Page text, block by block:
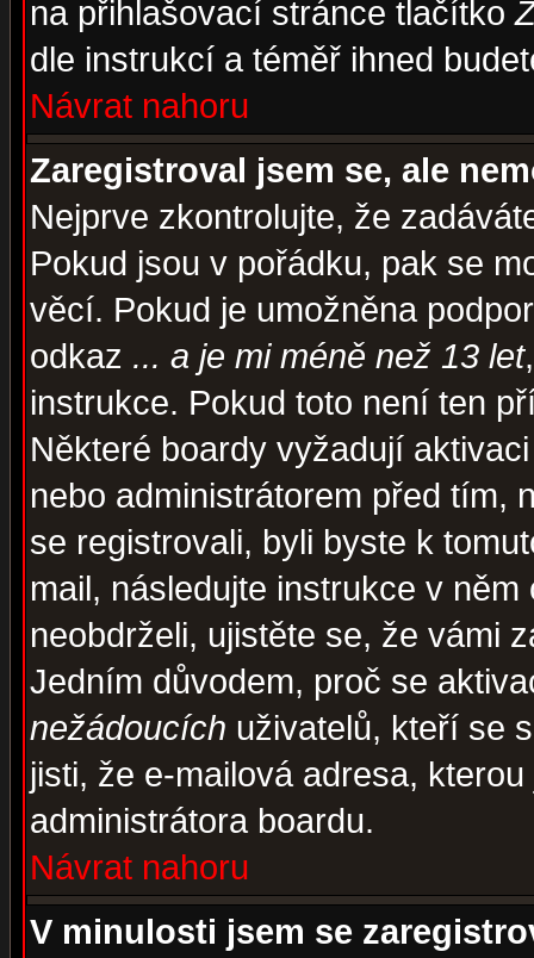
na přihlašovací stránce tlačítko
dle instrukcí a téměř ihned
Návrat nahoru
Zaregistroval jsem se, ale
Nejprve zkontrolujte, že
Pokud jsou v pořádku, pak se
věcí. Pokud je umožněna
odkaz ... a je mi méně než 13 let
instrukce. Pokud toto není ten
Některé boardy vyžadují
nebo administrátorem před tím,
se registrovali, byli byste k
mail, následujte instrukce v
neobdrželi, ujistěte se, že vámi
Jedním důvodem, proč se
nežádoucích uživatelů, kteří se
jisti, že e-mailová adresa,
administrátora boardu.
Návrat nahoru
V minulosti jsem se